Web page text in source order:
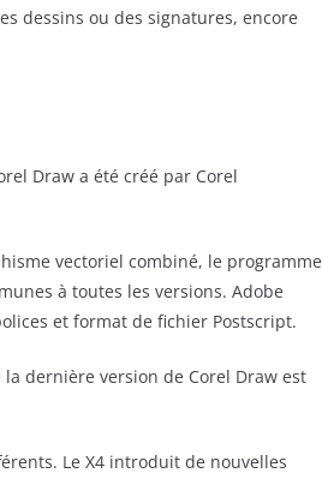
dessins ou des signatures, encore
Draw a été créé par Corel
vectoriel combiné, le programme
à toutes les versions. Adobe
et format de fichier Postscript.
dernière version de Corel Draw est
Le X4 introduit de nouvelles